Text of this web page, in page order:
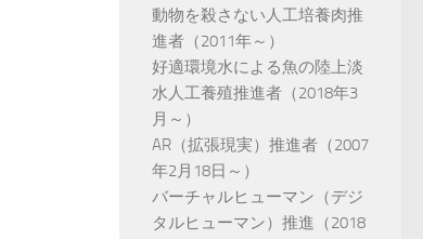
動物を殺さない人工培養肉推
進者（2011年～）
好適環境水による魚の陸上淡
水人工養殖推進者（2018年3
月～）
AR（拡張現実）推進者（2007
年2月18日～）
バーチャルヒューマン（デジ
タルヒューマン）推進（2018